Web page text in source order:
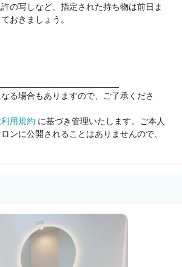
せて働き方選べます。
委託
％
Prize」ほか受賞
7割）
円支給）
り
価：6,500円
35万円
挑戦！
の写しなど、指定された持ち物は前日ま
おきましょう。
る場合もありますので、ご了承くださ
利用規約 に基づき管理いたします。ご本人
ンに公開されることはありませんので、